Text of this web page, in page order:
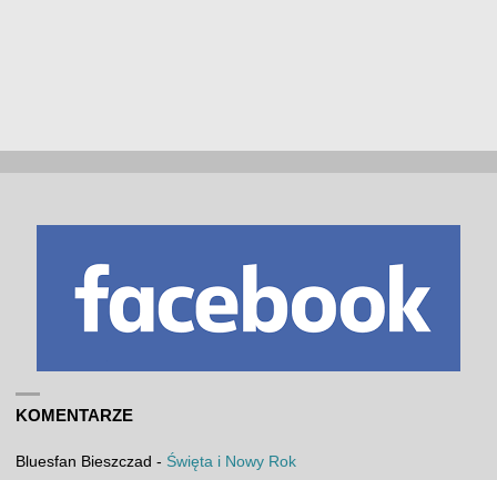
KOMENTARZE
Bluesfan Bieszczad - Święta i Nowy Rok